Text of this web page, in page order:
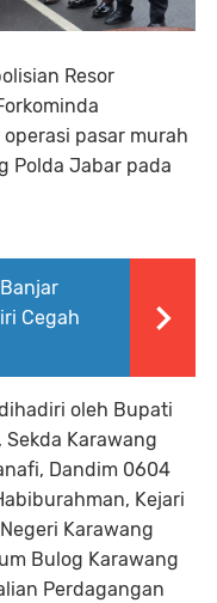
Resor
pasar murah
Polda Jabar pada
Cegah
oleh Bupati
Karawang
Dandim 0604
Kejari
Karawang
Bulog Karawang
Perdagangan